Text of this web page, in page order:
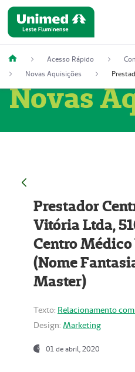
Acesso Rápido
Novas Aquisições
Novas
Prestador
Vitória Ltda,
Centro
(Nome
Master)
Texto: Relacionamento
Design: Marketing
01 de abril, 2020